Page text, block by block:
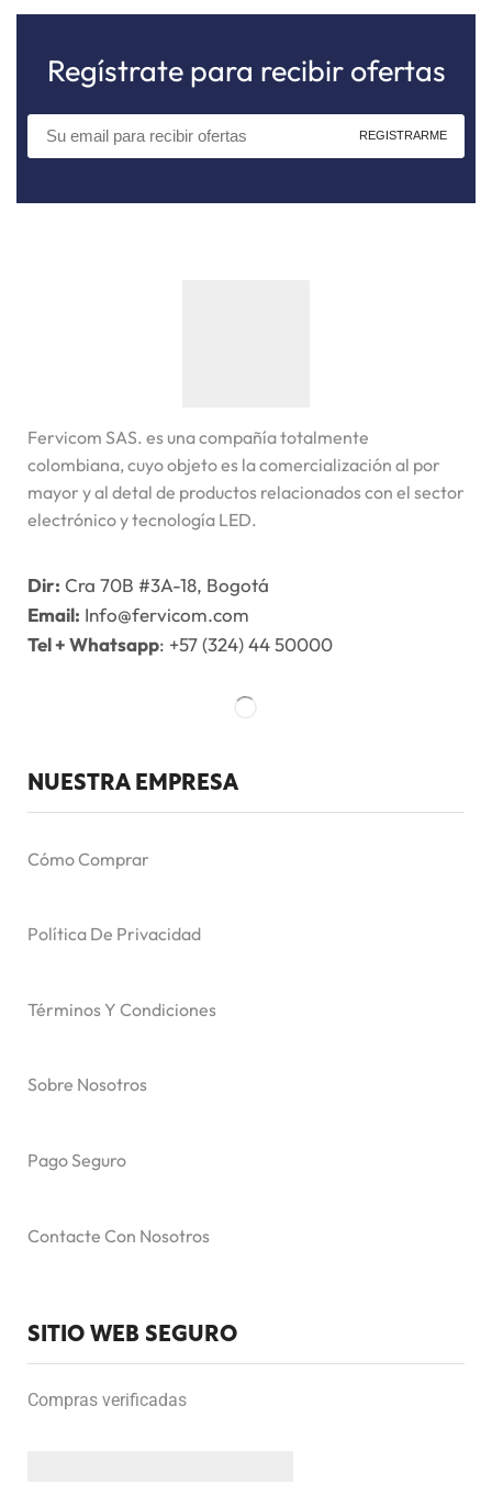
Regístrate para recibir ofertas
Fervicom SAS. es una compañía totalmente
colombiana, cuyo objeto es la comercialización al por
mayor y al detal de productos relacionados con el sector
electrónico y tecnología LED.
Dir: Cra 70B #3A-18, Bogotá
Email: Info@fervicom.com
Tel + Whatsapp: +57 (324) 44 50000
NUESTRA EMPRESA
Cómo Comprar
Política De Privacidad
Términos Y Condiciones
Sobre Nosotros
Pago Seguro
Contacte Con Nosotros
SITIO WEB SEGURO
Compras verificadas